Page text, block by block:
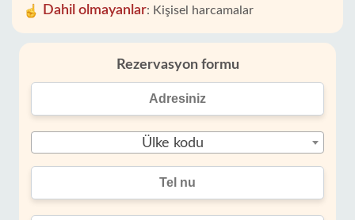
Dahil olmayanlar: Kişisel harcamalar
Rezervasyon formu
Ülke kodu